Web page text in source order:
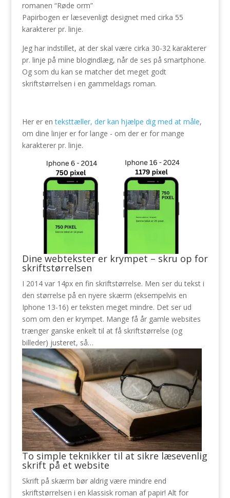
romanen “Røde orm”
Papirbogen er læsevenligt designet med cirka 55
karakterer pr. linje.
Jeg har indstillet, at der skal være cirka 30-32 karakterer
pr. linje på mine blogindlæg, når de ses på smartphone.
Og som du kan se matcher det meget godt
skriftstørrelsen i en gammeldags roman.
Her er enteksttæller, der kan hjælpe dig med at måle,
om dine linjer er for lange - om der er for mange
karakterer pr. linje.
Dine webtekster er krympet – skru op for
skriftstørrelsen
I 2014 var 14px en fin skriftstørrelse. Men ser du tekst i
den størrelse på en nyere skærm (eksempelvis en
Iphone 13-16) er teksten meget mindre. Det ser ud
som om den er krympet. Mange få år gamle websites
trænger ganske enkelt til at få skriftstørrelse (og
billeder) justeret, så…
To simple teknikker til at sikre læsevenlig
skrift på et website
Skrift på skærm bør aldrig være mindre end
skriftstørrelsen i en klassisk roman af papir! Alt for